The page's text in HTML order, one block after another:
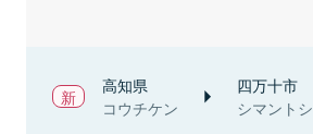
高知県
コウチケン
四万十市
シマントシ